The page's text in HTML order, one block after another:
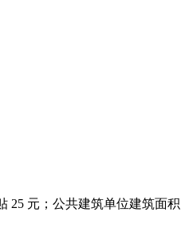
25 元；公共建筑单位建筑面积